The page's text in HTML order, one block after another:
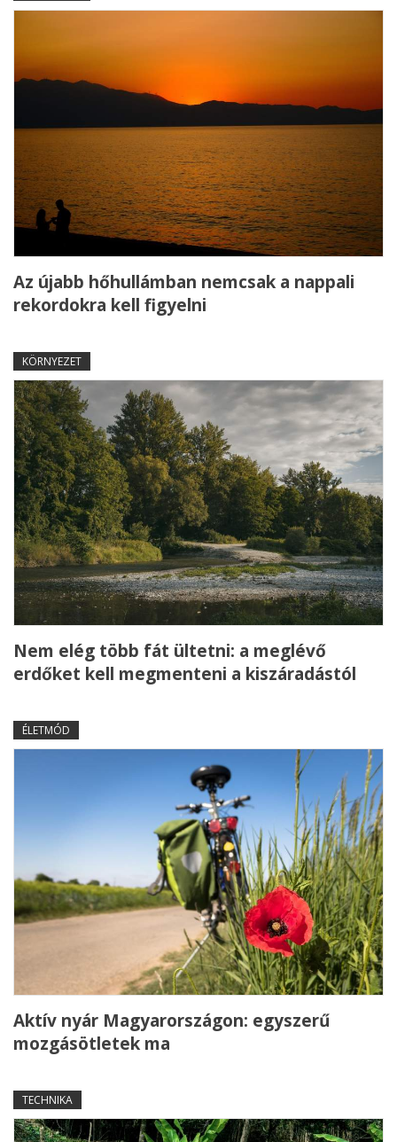
Az újabb hőhullámban nemcsak a nappali
rekordokra kell figyelni
KÖRNYEZET
Nem elég több fát ültetni: a meglévő
erdőket kell megmenteni a kiszáradástól
ÉLETMÓD
Aktív nyár Magyarországon: egyszerű
mozgásötletek ma
TECHNIKA